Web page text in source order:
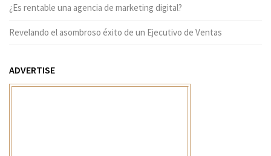
¿Es rentable una agencia de marketing digital?
Revelando el asombroso éxito de un Ejecutivo de Ventas
ADVERTISE